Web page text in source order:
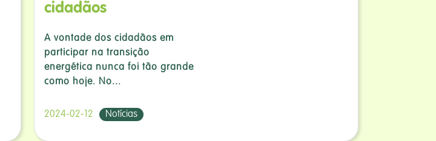
cidadãos
A vontade dos cidadãos em
participar na transição
energética nunca foi tão grande
como hoje. No...
2024-02-12 Notícias